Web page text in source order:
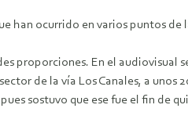
han ocurrido en varios puntos
proporciones. En el audiovisual
de la vía Los Canales, a
sostuvo que ese fue el fin